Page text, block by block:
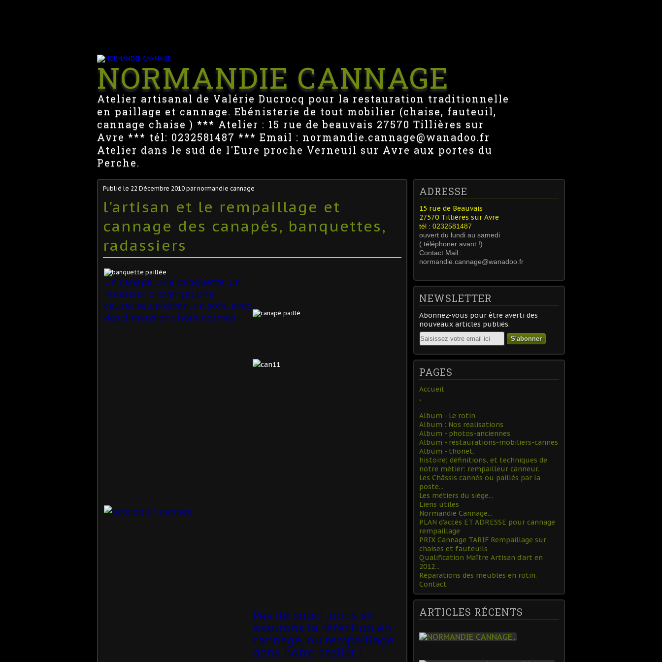
NORMANDIE CANNAGE
Atelier artisanal de Valérie Ducrocq pour la restauration traditionnelle
en paillage et cannage. Ebénisterie de tout mobilier (chaise, fauteuil,
cannage chaise ) *** Atelier : 15 rue de beauvais 27570 Tillières sur
Avre *** tél: 0232581487 *** Email : normandie.cannage@wanadoo.fr
Atelier dans le sud de l'Eure proche Verneuil sur Avre aux portes du
Perche.
Publié le 22 Décembre 2010 par normandie cannage
l'artisan et le rempaillage et
cannage des canapés, banquettes,
radassiers
Un canapé, une banquette, un
radassier provençal,une
causeuse,un divan, un sofa, avec
des dimensions hors-normes !
Pas de souci ,nous en
assurons la réféction en
cannage, ou rempaillage
dans notre atelier !
ADRESSE
15 rue de Beauvais
27570 Tillières sur Avre
tél : 0232581487
ouvert du lundi au samedi
( téléphoner avant !)
Contact Mail :
normandie.cannage@wanadoo.fr
NEWSLETTER
Abonnez-vous pour être averti des
nouveaux articles publiés.
Email
PAGES
Accueil
,
.
Album - Le rotin
Album : Nos realisations
Album - photos-anciennes
Album - restaurations-mobiliers-cannes
Album - thonet.
histoire; définitions, et techniques de
notre métier: rempailleur canneur.
Les Châssis cannés ou paillés par la
poste...
Les métiers du siège...
Liens utiles
Normandie Cannage...
PLAN d'accès ET ADRESSE pour cannage
rempaillage
PRIX Cannage TARIF Rempaillage sur
chaises et fauteuils
Qualification Maître Artisan d'art en
2012...
Réparations des meubles en rotin.
Contact
ARTICLES RÉCENTS